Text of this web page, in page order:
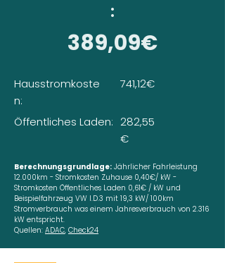
:
389,09€
Hausstromkoste
n:
Öffentliches Laden:
741,12€
282,55
€
Berechnungsgrundlage: Jährlicher Fahrleistung
12.000km - Stromkosten Zuhause 0,40€/ kW -
Stromkosten Öffentliches Laden 0,61€ / kW und
Beispielfahrzeug VW I.D.3 mit 19,3 kW/ 100km
Stromverbrauch was einem Jahresverbrauch von 2.316
kW entspricht.
Quellen: ADAC, Check24